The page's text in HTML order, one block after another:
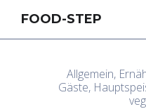
FOOD-STEP
Allgemein,
Gäste,